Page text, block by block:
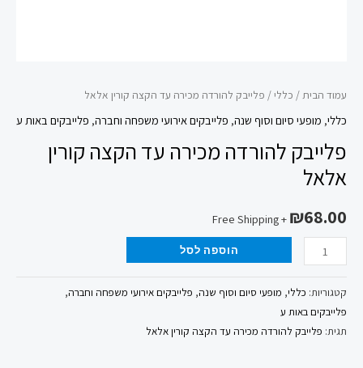
עמוד הבית/ כללי/ פלייבק להורדה מכירה עד הקצה קורין אלאל
כללי, מופעי סיום וסוף שנה, פלייבקים אירועי משפחה וחברה, פלייבקים באות ע
פלייבק להורדה מכירה עד הקצה קורין
אלאל
₪68.00
+ Free Shipping
הוספה לסל
קטגוריות: כללי, מופעי סיום וסוף שנה, פלייבקים אירועי משפחה וחברה,
פלייבקים באות ע
תגית: פלייבק להורדה מכירה עד הקצה קורין אלאל